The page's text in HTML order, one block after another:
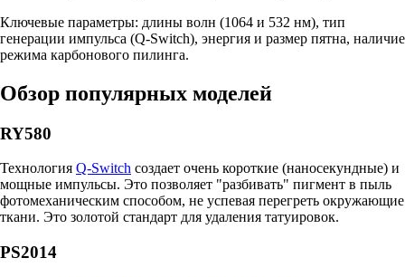
Ключевые параметры: длины волн (1064 и 532 нм), тип
генерации импульса (Q-Switch), энергия и размер пятна, наличие
режима карбонового пилинга.
Обзор популярных моделей
RY580
Технология Q-Switch создает очень короткие (наносекундные) и
мощные импульсы. Это позволяет "разбивать" пигмент в пыль
фотомеханическим способом, не успевая перегреть окружающие
ткани. Это золотой стандарт для удаления татуировок.
PS2014